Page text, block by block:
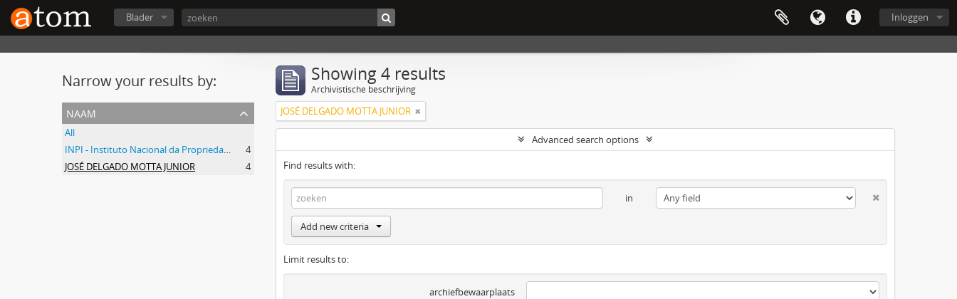
Inloggen
Blader
Narrow your results by:
naam
All
INPI - Instituto Nacional da Propriedade Industrial
4
JOSÉ DELGADO MOTTA JUNIOR
4
Showing 4 results
Archivistische beschrijving
JOSÉ DELGADO MOTTA JUNIOR
Advanced search options
Find results with:
in
Add new criteria
Limit results to:
archiefbewaarplaats